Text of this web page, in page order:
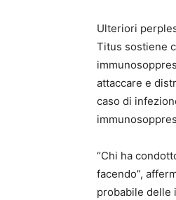
Ulteriori
Titus sostiene
attaccare e
caso di
“Chi ha
facendo”,
probabile delle